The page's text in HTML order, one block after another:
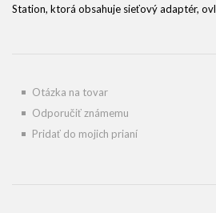
Station, ktorá obsahuje sieťový adaptér,
Otázka na tovar
Odporučiť známemu
Pridať do mojich prianí